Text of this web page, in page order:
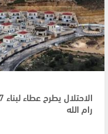
رام الله